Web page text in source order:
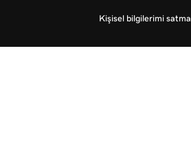
Kişisel bilgilerimi satma